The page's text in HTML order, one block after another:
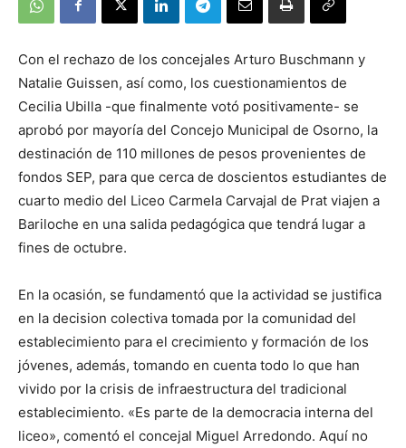
Con el rechazo de los concejales Arturo Buschmann y
Natalie Guissen, así como, los cuestionamientos de
Cecilia Ubilla -que finalmente votó positivamente- se
aprobó por mayoría del Concejo Municipal de Osorno, la
destinación de 110 millones de pesos provenientes de
fondos SEP, para que cerca de doscientos estudiantes de
cuarto medio del Liceo Carmela Carvajal de Prat viajen a
Bariloche en una salida pedagógica que tendrá lugar a
fines de octubre.
En la ocasión, se fundamentó que la actividad se justifica
en la decision colectiva tomada por la comunidad del
establecimiento para el crecimiento y formación de los
jóvenes, además, tomando en cuenta todo lo que han
vivido por la crisis de infraestructura del tradicional
establecimiento. «Es parte de la democracia interna del
liceo», comentó el concejal Miguel Arredondo. Aquí no